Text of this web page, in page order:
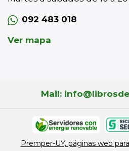
092 483 018
Ver mapa
Mail:
Premper-UY, páginas web